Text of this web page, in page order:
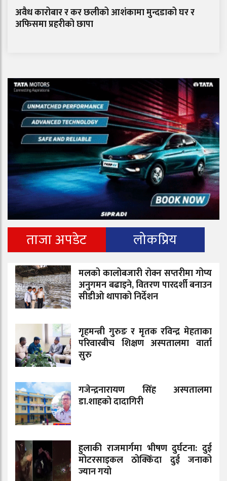
अवैध कारोबार र कर छलीको आशंकामा मुन्दडाको घर र
अफिसमा प्रहरीको छापा
ताजा अपडेट लोकप्रिय
मलको कालोबजारी रोक्न सप्तरीमा गोप्य
अनुगमन बढाइने, वितरण पारदर्शी बनाउन
सीडीओ थापाको निर्देशन
गृहमन्त्री गुरुङ र मृतक रविन्द्र मेहताका
परिवारबीच शिक्षण अस्पतालमा वार्ता
सुरु
गजेन्द्रनारायण सिंह अस्पतालमा
डा.शाहको दादागिरी
हुलाकी राजमार्गमा भीषण दुर्घटना: दुई
मोटरसाइकल ठोक्किँदा दुई जनाको
ज्यान गयो